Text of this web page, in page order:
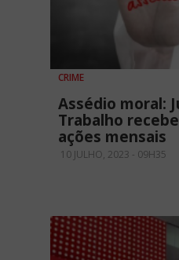
CRIME
Assédio moral:
Trabalho
ações mensais
10 JULHO, 2023 - 09H35